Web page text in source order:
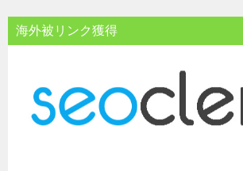
海外被リンク獲得